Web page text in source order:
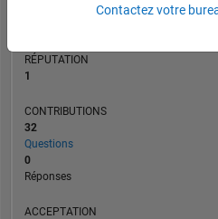
RÉPUTATION
1
CONTRIBUTIONS
32
Questions
0
Réponses
ACCEPTATION
Contactez votre